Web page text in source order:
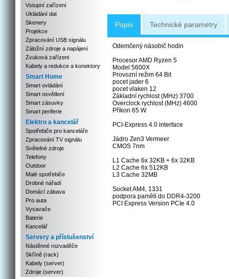
Vstupní zařízení
Ukládání dat
Skenery
Projekce
Zpracování USB signálu
Záložní zdroje a napájení
Zvuková zařízeni
Kabely a redukce a konektory
Smart Home
Smart ovládání
Smart osvětlení
Smart zásuvky
Smart periferie
Elektro a kancelář
Spotřebiče pro kanceláře
Zpracování TV signálu
Světelné zdroje
Telefony
Outdoor
Malé spotřebiče
Drobné nářadí
Domácí zábava
Pro auta
Vysavače
Baterie
Kancelář
Servery a příslušenství
Nástěnné rozvaděče
Skříně (rack)
Kabely (server)
Zdroje (server)
Popis Technické parametry
Odemčený násobič hodin
Procesor AMD Ryzen 5
Model 5600X
Provozní režim 64 Bit
pocet jader 6
pocet vlaken 12
Základní rychlost (MHz) 3700
Overclock rychlost (MHz) 4600
Příkon 65 W
PCI-Express 4.0 interface
Jádro Zen3 Vermeer
CMOS 7nm
L1 Cache 6x 32KB + 6x 32KB
L2 Cache 6x 512KB
L3 Cache 32MB
Socket AM4, 1331
podpora pamětí do DDR4-3200
PCI Express Version PCIe 4.0